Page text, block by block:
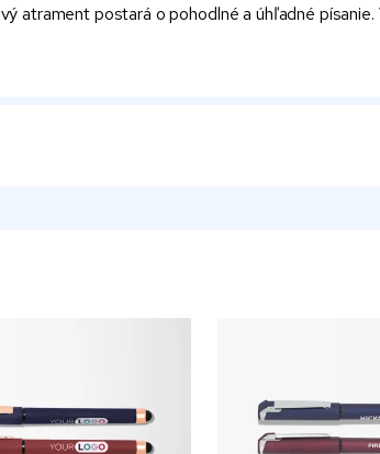
atrament postará o pohodlné a úhľadné